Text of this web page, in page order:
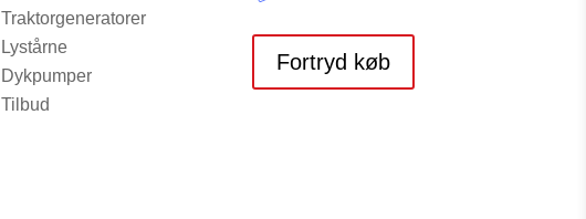
Traktorgeneratorer
Lystårne
Dykpumper
Tilbud
Fortryd køb